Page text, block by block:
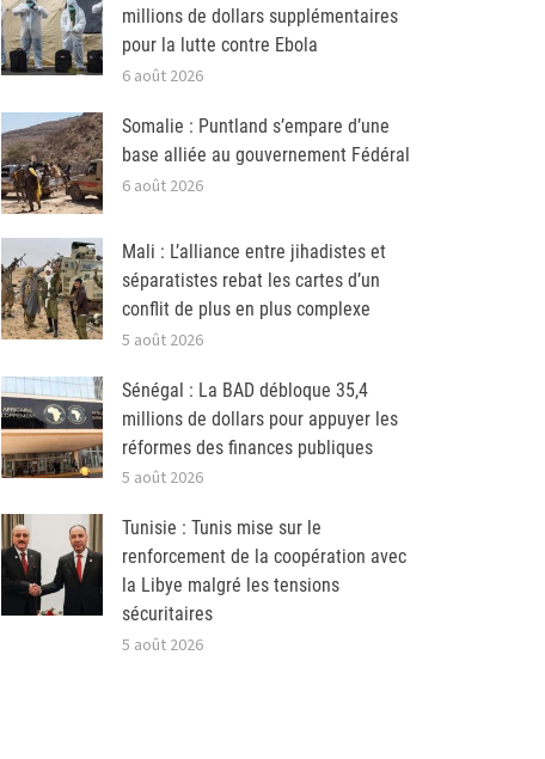
millions de dollars supplémentaires
pour la lutte contre Ebola
6 août 2026
Somalie : Puntland s’empare d’une
base alliée au gouvernement Fédéral
6 août 2026
Mali : L’alliance entre jihadistes et
séparatistes rebat les cartes d’un
conflit de plus en plus complexe
5 août 2026
Sénégal : La BAD débloque 35,4
millions de dollars pour appuyer les
réformes des finances publiques
5 août 2026
Tunisie : Tunis mise sur le
renforcement de la coopération avec
la Libye malgré les tensions
sécuritaires
5 août 2026